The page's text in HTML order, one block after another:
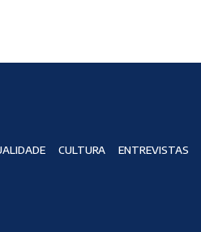
CULTURA ENTREVISTAS